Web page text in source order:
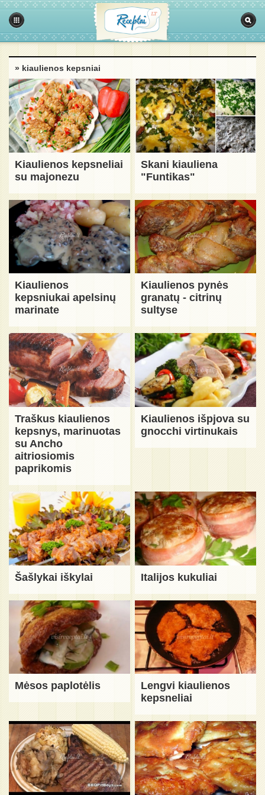
» kiaulienos kepsniai
Kiaulienos kepsneliai
su majonezu
Skani kiauliena
"Funtikas"
Kiaulienos
kepsniukai apelsinų
marinate
Kiaulienos pynės
granatų - citrinų
sultyse
Traškus kiaulienos
kepsnys, marinuotas
su Ancho
aitriosiomis
paprikomis
Kiaulienos išpjova su
gnocchi virtinukais
Šašlykai iškylai Italijos kukuliai
Mėsos paplotėlis
Lengvi kiaulienos
kepsneliai